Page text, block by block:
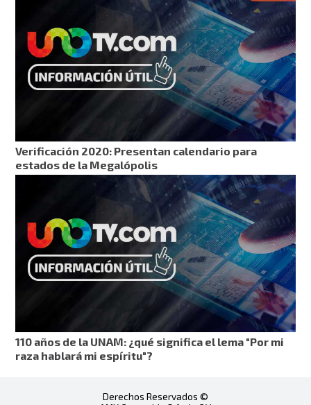
Verificación 2020: Presentan calendario para
estados de la Megalópolis
110 años de la UNAM: ¿qué significa el lema "Por mi
raza hablará mi espíritu"?
Derechos Reservados ©